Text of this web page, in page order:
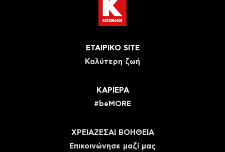
ΕΤΑΙΡΙΚΟ SITE
Καλύτερη ζωή
ΚΑΡΙΕΡΑ
#beMORE
ΧΡΕΙΑΖΕΣΑΙ ΒΟΗΘΕΙΑ
Eπικοινώνησε μαζί μας